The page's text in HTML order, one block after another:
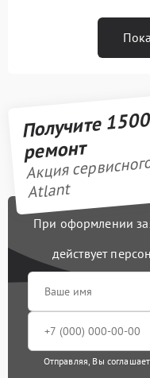
Получите
ремонт
Акция
Atlant
При оформлении
действует
Отправляя, Вы